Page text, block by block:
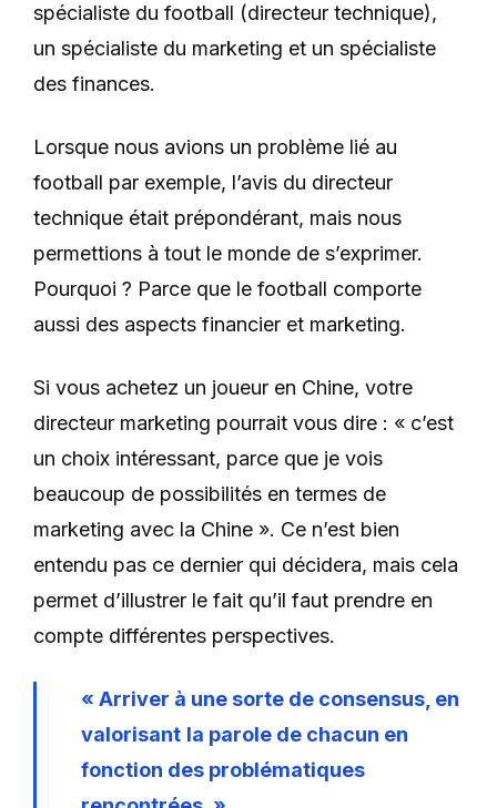
spécialiste du football (directeur technique),
un spécialiste du marketing et un spécialiste
des finances.
Lorsque nous avions un problème lié au
football par exemple, l’avis du directeur
technique était prépondérant, mais nous
permettions à tout le monde de s’exprimer.
Pourquoi ? Parce que le football comporte
aussi des aspects financier et marketing.
Si vous achetez un joueur en Chine, votre
directeur marketing pourrait vous dire : « c’est
un choix intéressant, parce que je vois
beaucoup de possibilités en termes de
marketing avec la Chine ». Ce n’est bien
entendu pas ce dernier qui décidera, mais cela
permet d’illustrer le fait qu’il faut prendre en
compte différentes perspectives.
« Arriver à une sorte de consensus, en
valorisant la parole de chacun en
fonction des problématiques